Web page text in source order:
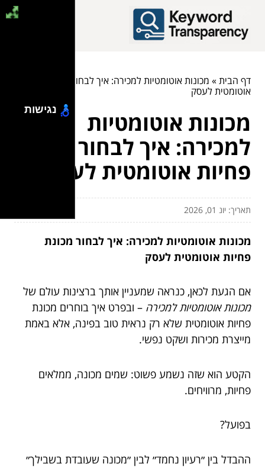
דף הבית» מכונות אוטומטיות למכירה: איך לבחור מכונת פחיות
אוטומטית לעסק
מכונות אוטומטיות
למכירה: איך לבחור מכונת
פחיות אוטומטית לעסק
תאריך: יונ 01, 2026
מכונות אוטומטיות למכירה: איך לבחור מכונת
פחיות אוטומטית לעסק
אם הגעת לכאן, כנראה שמעניין אותך ברצינות עולם של
מכונות אוטומטיות למכירה – ובפרט איך בוחרים מכונת
פחיות אוטומטית שלא רק נראית טוב בפינה, אלא באמת
מייצרת מכירות ושקט נפשי.
הקטע הוא שזה נשמע פשוט: שמים מכונה, ממלאים
פחיות, מרוויחים.
בפועל?
ההבדל בין ״רעיון נחמד״ לבין ״מכונה שעובדת בשבילך״
נגישות